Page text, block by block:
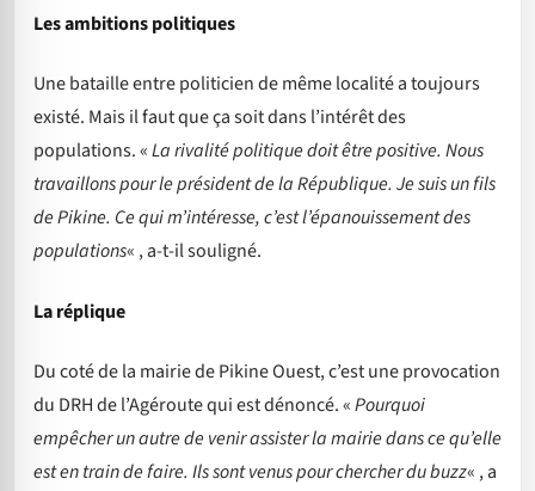
Les ambitions politiques
Une bataille entre politicien de même localité a toujours
existé. Mais il faut que ça soit dans l’intérêt des
populations. «La rivalité politique doit être positive. Nous
travaillons pour le président de la République. Je suis un fils
de Pikine. Ce qui m’intéresse, c’est l’épanouissement des
populations« , a-t-il souligné.
La réplique
Du coté de la mairie de Pikine Ouest, c’est une provocation
du DRH de l’Agéroute qui est dénoncé. «Pourquoi
empêcher un autre de venir assister la mairie dans ce qu’elle
est en train de faire. Ils sont venus pour chercher du buzz« , a